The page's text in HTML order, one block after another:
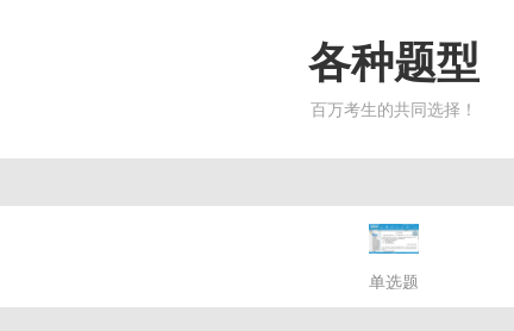
各种题型
百万考生的共同选择！
单选题